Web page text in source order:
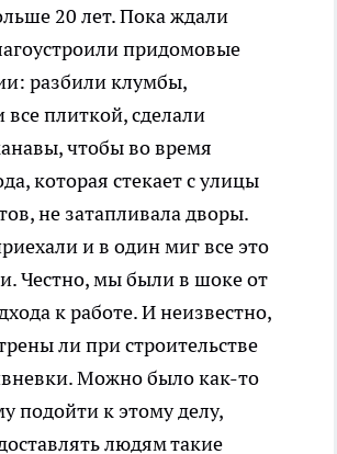
20 лет. Пока ждали
придомовые
разбили клумбы,
плиткой, сделали
чтобы во время
которая стекает с улицы
не затапливала дворы.
и в один миг все это
Честно, мы были в шоке от
к работе. И неизвестно,
ли при строительстве
Можно было как-то
подойти к этому делу,
людям такие